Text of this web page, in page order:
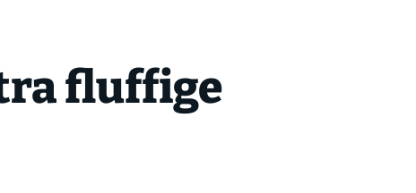
fluffige